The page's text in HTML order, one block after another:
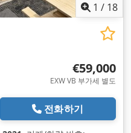
1 / 18
€59,000
EXW VB 부가세 별도
전화하기